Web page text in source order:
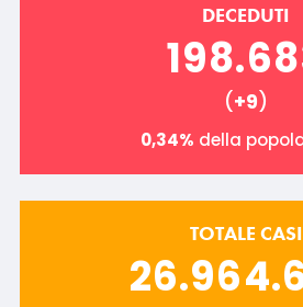
DECEDUTI
(+9)
0,34% della
TOTALE CASI